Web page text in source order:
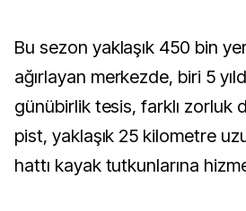
Bu sezon yaklaşık 450 bin
ağırlayan merkezde, biri 5
günübirlik tesis, farklı zorluk
pist, yaklaşık 25 kilometre
hattı kayak tutkunlarına